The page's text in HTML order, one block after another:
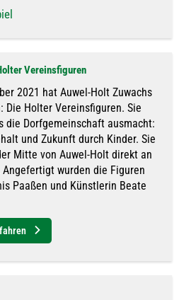
Vereinsfiguren
2021 hat Auwel-Holt Zuwachs
Die Holter Vereinsfiguren. Sie
die Dorfgemeinschaft ausmacht:
und Zukunft durch Kinder. Sie
Mitte von Auwel-Holt direkt an
wurden die Figuren
Paaßen und Künstlerin Beate